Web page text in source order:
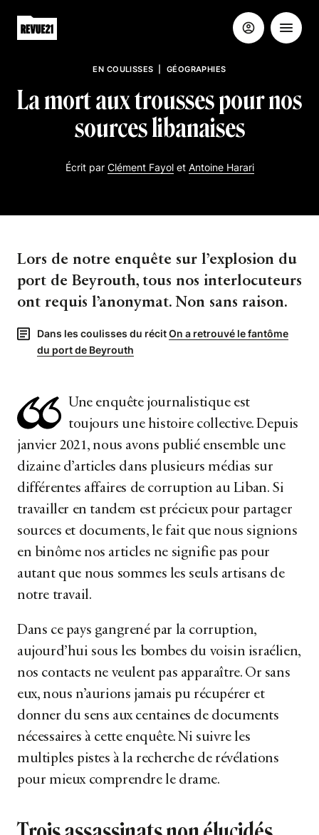
EN COULISSES GÉOGRAPHIES
La mort aux trousses pour nos
sources libanaises
Écrit par Clément Fayolet Antoine Harari
Lors de notre enquête sur l’explosion du
port de Beyrouth, tous nos interlocuteurs
ont requis l’anonymat. Non sans raison.
Dans les coulisses du récitOn a retrouvé le fantôme
du port de Beyrouth
Une enquête journalistique est
toujours une histoire collective. Depuis
janvier 2021, nous avons publié ensemble une
dizaine d’articles dans plusieurs médias sur
différentes affaires de corruption au Liban. Si
travailler en tandem est précieux pour partager
sources et documents, le fait que nous signions
en binôme nos articles ne signifie pas pour
autant que nous sommes les seuls artisans de
notre travail.
Dans ce pays gangrené par la corruption,
aujourd’hui sous les bombes du voisin israélien,
nos contacts ne veulent pas apparaître. Or sans
eux, nous n’aurions jamais pu récupérer et
donner du sens aux centaines de documents
nécessaires à cette enquête. Ni suivre les
multiples pistes à la recherche de révélations
pour mieux comprendre le drame.